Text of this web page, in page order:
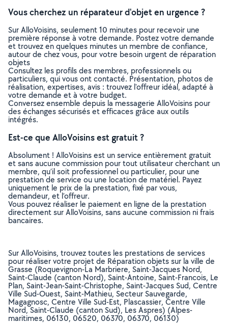
Vous cherchez un réparateur d'objet en urgence ?
Sur AlloVoisins, seulement 10 minutes pour recevoir une
première réponse à votre demande. Postez votre demande
et trouvez en quelques minutes un membre de confiance,
autour de chez vous, pour votre besoin urgent de réparation
objets
Consultez les profils des membres, professionnels ou
particuliers, qui vous ont contacté. Présentation, photos de
réalisation, expertises, avis : trouvez l'offreur idéal, adapté à
votre demande et à votre budget.
Conversez ensemble depuis la messagerie AlloVoisins pour
des échanges sécurisés et efficaces grâce aux outils
intégrés.
Est-ce que AlloVoisins est gratuit ?
Absolument ! AlloVoisins est un service entièrement gratuit
et sans aucune commission pour tout utilisateur cherchant un
membre, qu’il soit professionnel ou particulier, pour une
prestation de service ou une location de matériel. Payez
uniquement le prix de la prestation, fixé par vous,
demandeur, et l’offreur.
Vous pouvez réaliser le paiement en ligne de la prestation
directement sur AlloVoisins, sans aucune commission ni frais
bancaires.
Sur AlloVoisins, trouvez toutes les prestations de services
pour réaliser votre projet de Réparation objets sur la ville de
Grasse (Roquevignon-La Marbriere, Saint-Jacques Nord,
Saint-Claude (canton Nord), Saint-Antoine, Saint-Francois, Le
Plan, Saint-Jean-Saint-Christophe, Saint-Jacques Sud, Centre
Ville Sud-Ouest, Saint-Mathieu, Secteur Sauvegarde,
Magagnosc, Centre Ville Sud-Est, Plascassier, Centre Ville
Nord, Saint-Claude (canton Sud), Les Aspres) (Alpes-
maritimes, 06130, 06520, 06370, 06370, 06130)